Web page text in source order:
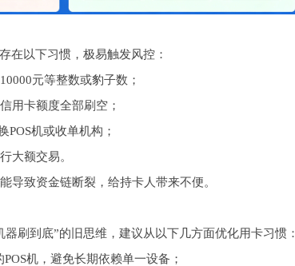
在以下习惯，极易触发风控：
元等整数或豹子数；
用卡额度全部刷空；
POS机或收单机构；
大额交易。
导致资金链断裂，给持卡人带来不便。
刷到底”的旧思维，建议从以下几方面优化用卡习惯：
机，避免长期依赖单一设备；